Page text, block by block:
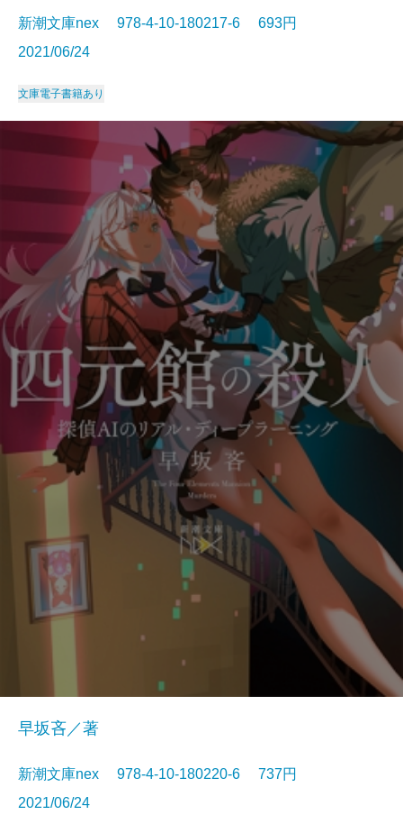
新潮文庫nex 978-4-10-180217-6 693円
2021/06/24
文庫電子書籍あり
早坂吝／著
新潮文庫nex 978-4-10-180220-6 737円
2021/06/24